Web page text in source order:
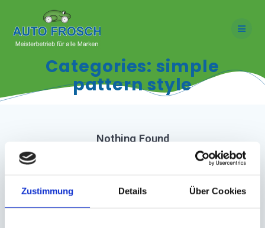
Zustimmung Details Über Cookies
Categories:simple
pattern style
Nothing Found
It seems we can’t find what you’re looking for. Perhaps searching
can help.
Search
for: